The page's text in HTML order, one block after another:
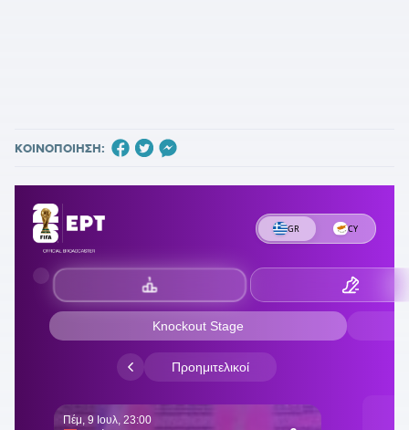
ΚΟΙΝΟΠΟΙΗΣΗ: